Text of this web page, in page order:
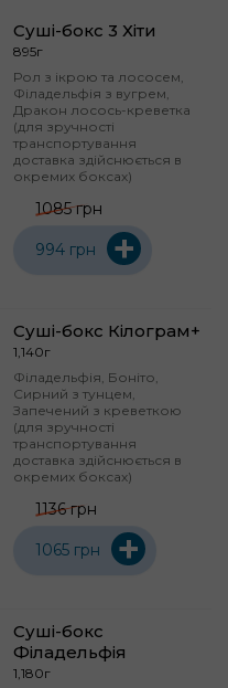
Суші-бокс 3 Хіти
895г
Рол з ікрою та лососем,
Філадельфія з вугрем,
Дракон лосось-креветка
(для зручності
транспортування
доставка здійснюється в
окремих боксах)
1085 грн
994 грн +
Суші-бокс Кілограм+
1,140г
Філадельфія, Боніто,
Сирний з тунцем,
Запечений з креветкою
(для зручності
транспортування
доставка здійснюється в
окремих боксах)
1136 грн
1065 грн +
Суші-бокс
Філадельфія
1,180г